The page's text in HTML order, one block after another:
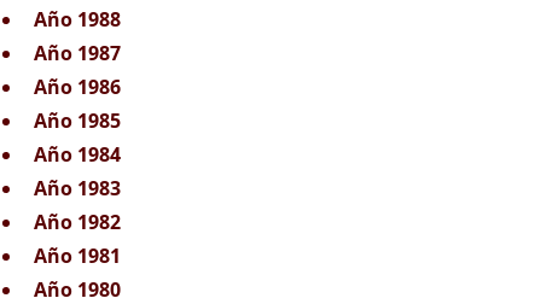
Año 1988
Año 1987
Año 1986
Año 1985
Año 1984
Año 1983
Año 1982
Año 1981
Año 1980